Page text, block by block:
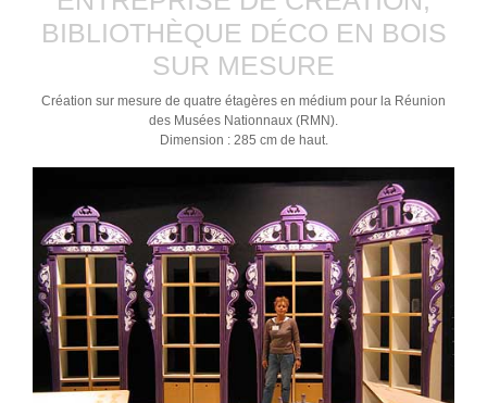
BIBLIOTHÈQUE DÉCO EN BOIS
SUR MESURE
Création sur mesure de quatre étagères en médium pour la Réunion
des Musées Nationnaux (RMN).
Dimension : 285 cm de haut.